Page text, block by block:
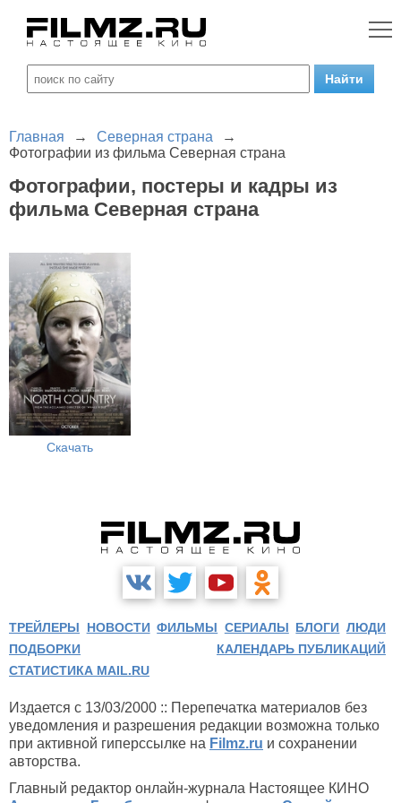
Главная → Северная страна
→
Фотографии из фильма Северная страна
Фотографии, постеры и кадры из
фильма Северная страна
Скачать
ТРЕЙЛЕРЫ НОВОСТИ ФИЛЬМЫ СЕРИАЛЫ БЛОГИ ЛЮДИ
ПОДБОРКИ
КАЛЕНДАРЬ ПУБЛИКАЦИЙ
СТАТИСТИКА MAIL.RU
Издается с 13/03/2000 :: Перепечатка материалов без
уведомления и разрешения редакции возможна только
при активной гиперссылке на Filmz.ru и сохранении
авторства.
Главный редактор онлайн-журнала Настоящее КИНО